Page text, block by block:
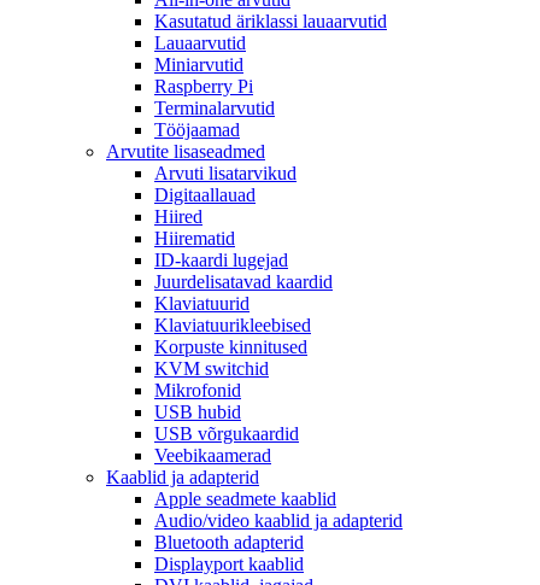
Kasutatud äriklassi lauaarvutid
Lauaarvutid
Miniarvutid
Raspberry Pi
Terminalarvutid
Tööjaamad
Arvutite lisaseadmed
Arvuti lisatarvikud
Digitaallauad
Hiired
Hiirematid
ID-kaardi lugejad
Juurdelisatavad kaardid
Klaviatuurid
Klaviatuurikleebised
Korpuste kinnitused
KVM switchid
Mikrofonid
USB hubid
USB võrgukaardid
Veebikaamerad
Kaablid ja adapterid
Apple seadmete kaablid
Audio/video kaablid ja adapterid
Bluetooth adapterid
Displayport kaablid